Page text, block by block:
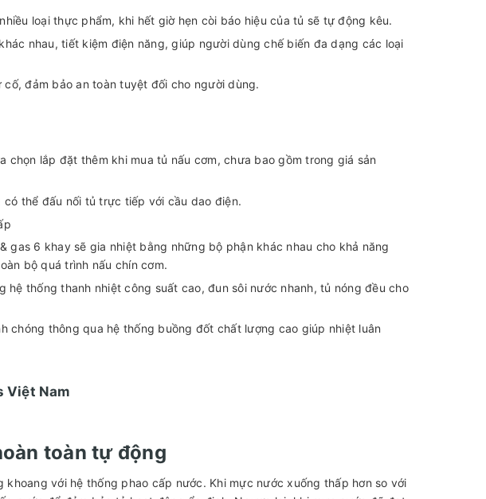
loại thực phẩm, khi hết giờ hẹn còi báo hiệu của tủ sẽ tự động kêu.
nhau, tiết kiệm điện năng, giúp người dùng chế biến đa dạng các loại
đảm bảo an toàn tuyệt đối cho người dùng.
chọn lắp đặt thêm khi mua tủ nấu cơm, chưa bao gồm trong giá sản
thể đấu nối tủ trực tiếp với cầu dao điện.
gas 6 khay sẽ gia nhiệt bằng những bộ phận khác nhau cho khả năng
bộ quá trình nấu chín cơm.
hệ thống thanh nhiệt công suất cao, đun sôi nước nhanh, tủ nóng đều cho
chóng thông qua hệ thống buồng đốt chất lượng cao giúp nhiệt luân
Việt Nam
toàn tự động
với hệ thống phao cấp nước. Khi mực nước xuống thấp hơn so với